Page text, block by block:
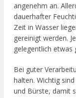
angenehm an.
dauerhafter
Zeit in Wasser
gereinigt werden.
gelegentlich etwas
Bei guter
halten. Wichtig
und Bürste, damit